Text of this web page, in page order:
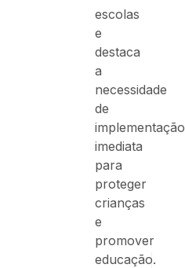
escolas
e
destaca
a
necessidade
de
implementação
imediata
para
proteger
crianças
e
promover
educação.